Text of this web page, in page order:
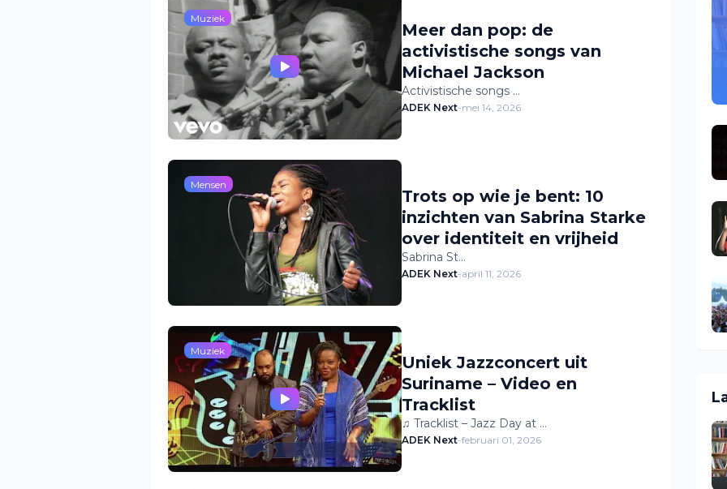
Muziek
Meer dan pop: de
activistische songs van
Michael Jackson
Activistische songs …
ADEK Next-mei 14, 2026
Mensen
Trots op wie je bent: 10
inzichten van Sabrina Starke
over identiteit en vrijheid
Sabrina St…
ADEK Next-april 11, 2026
Muziek
Uniek Jazzconcert uit
Suriname – Video en
Tracklist
♫ Tracklist – Jazz Day at …
ADEK Next-februari 01, 2026